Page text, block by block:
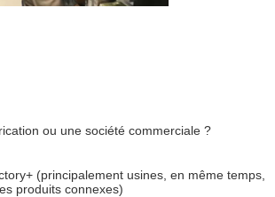
ou une société commerciale ?
(principalement usines, en même temps,
produits connexes)